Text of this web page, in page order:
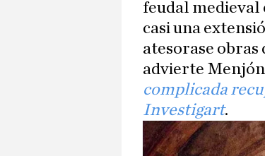
feudal medieval
casi una
atesorase obras
advierte
complicada
Investigart.